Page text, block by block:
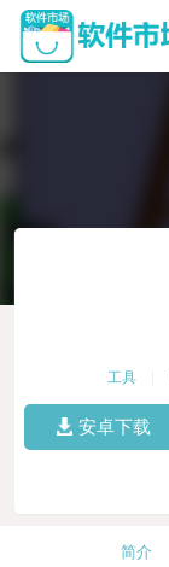
工具
安卓下载
简介